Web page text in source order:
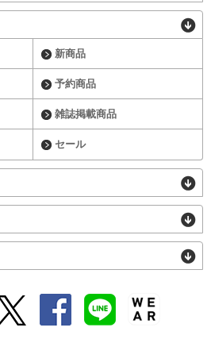
新商品
予約商品
雑誌掲載商品
セール